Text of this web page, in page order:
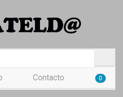
Contacto 0